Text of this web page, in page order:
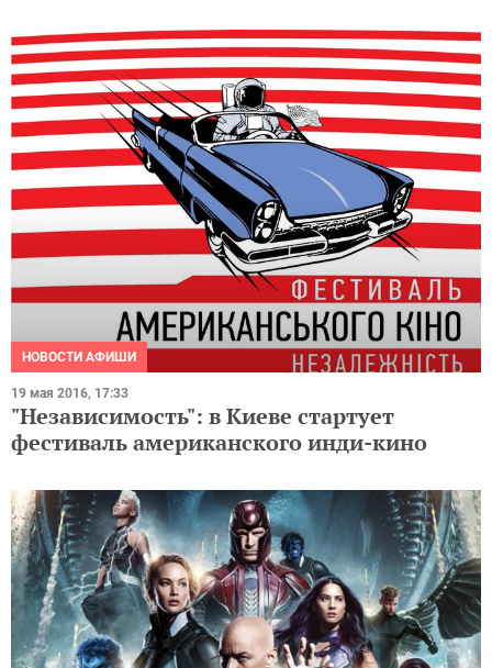
НОВОСТИ АФИШИ
19 мая 2016, 17:33
"Независимость": в Киеве стартует
фестиваль американского инди-кино